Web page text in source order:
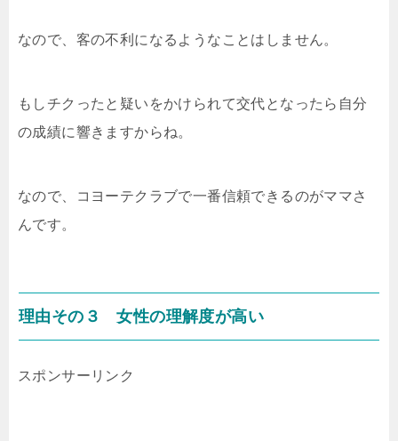
なので、客の不利になるようなことはしません。
もしチクったと疑いをかけられて交代となったら自分
の成績に響きますからね。
なので、コヨーテクラブで一番信頼できるのがママさ
んです。
理由その３ 女性の理解度が高い
スポンサーリンク